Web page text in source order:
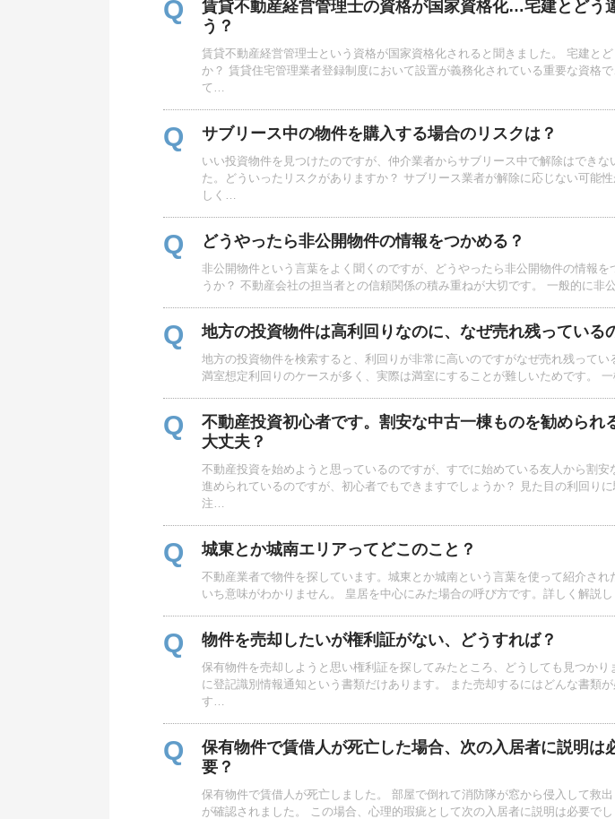
Q
賃貸不動産経営管理士の資格が国家資格化…宅建とどう
う？
賃貸不動産経営管理士という資格が国家資格化されると聞きました。 宅建と
か？ 賃貸住宅管理業者登録制度において設置が義務化されている重要な資格
て…
Q サブリース中の物件を購入する場合のリスクは？
いい投資物件を見つけたのですが、仲介業者からサブリース中で解除はできな
た。どういったリスクがありますか？ サブリース業者が解除に応じない可能
しく…
Q どうやったら非公開物件の情報をつかめる？
非公開物件という言葉をよく聞くのですが、どうやったら非公開物件の情報を
うか？ 不動産会社の担当者との信頼関係の積み重ねが大切です。 一般的に非
Q 地方の投資物件は高利回りなのに、なぜ売れ残っている
地方の投資物件を検索すると、利回りが非常に高いのですがなぜ売れ残ってい
満室想定利回りのケースが多く、実際は満室にすることが難しいためです。
Q
不動産投資初心者です。割安な中古一棟ものを勧められ
大丈夫？
不動産投資を始めようと思っているのですが、すでに始めている友人から割安
進められているのですが、初心者でもできますでしょうか？ 見た目の利回りに
注…
Q 城東とか城南エリアってどこのこと？
不動産業者で物件を探しています。城東とか城南という言葉を使って紹介され
いち意味がわかりません。 皇居を中心にみた場合の呼び方です。詳しく解説
Q 物件を売却したいが権利証がない、どうすれば？
保有物件を売却しようと思い権利証を探してみたところ、どうしても見つかり
に登記識別情報通知という書類だけあります。 また売却するにはどんな書類が
す…
Q
保有物件で賃借人が死亡した場合、次の入居者に説明は
要？
保有物件で賃借人が死亡しました。 部屋で倒れて消防隊が窓から侵入して救
が確認されました。 この場合、心理的瑕疵として次の入居者に説明は必要で